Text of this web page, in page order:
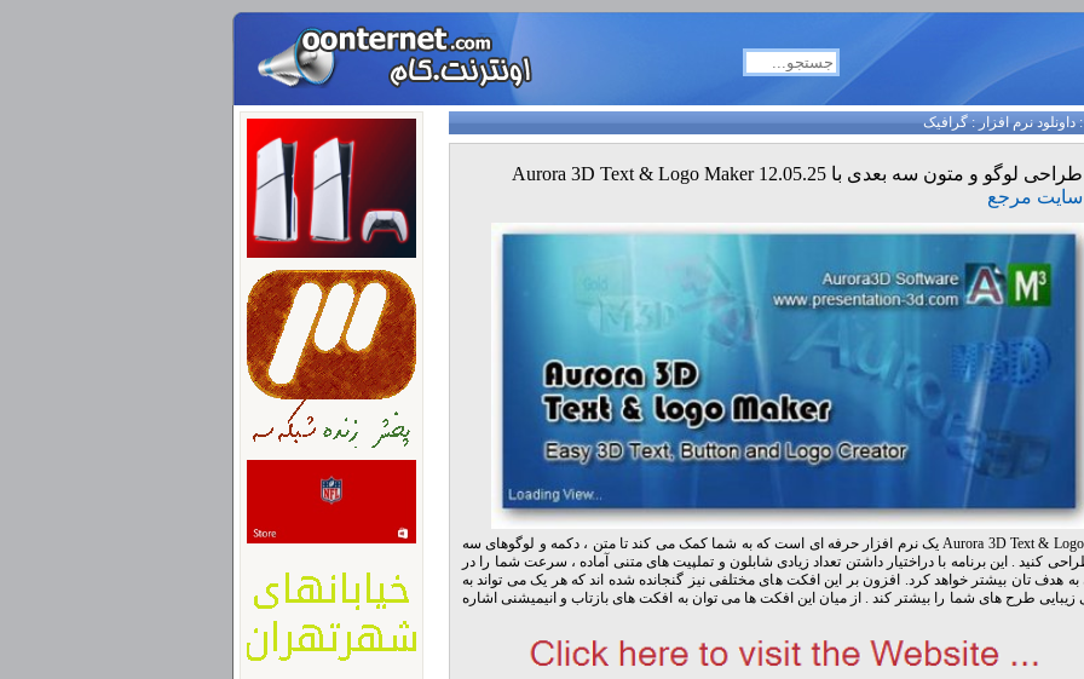
داونلود نرم افزار:گرافیک
طراحی لوگو و متون سه بعدی با Aurora 3D Text & Logo Maker 12.05.25
سایت مرجع
Aurora 3D Text & Logo Maker یک نرم افزار حرفه ای است که به شما کمک می کند تا متن ، دکمه و لوگوهای سه
کنید . این برنامه با دراختیار داشتن تعداد زیادی شابلون و تملپیت های متنی آماده ، سرعت شما را در
هدف تان بیشتر خواهد کرد. افزون بر این افکت های مختلفی نیز گنجانده شده اند که هر یک می تواند به
زیبایی طرح های شما را بیشتر کند . از میان این افکت ها می توان به افکت های بازتاب و انیمیشنی اشاره